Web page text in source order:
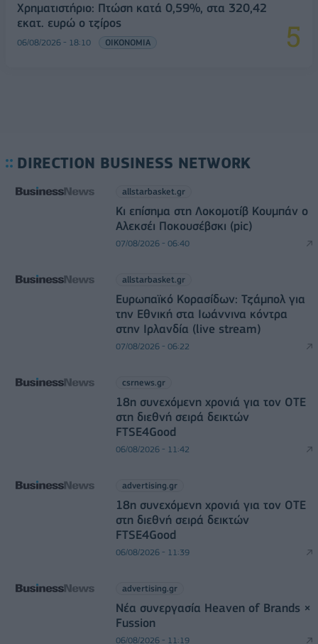
Χρηματιστήριο: Πτώση κατά 0,59%, στα 320,42
εκατ. ευρώ ο τζίρος
06/08/2026 - 18:10 ΟΙΚΟΝΟΜΙΑ
DIRECTION BUSINESS NETWORK
allstarbasket.gr
Κι επίσημα στη Λοκομοτίβ Κουμπάν ο
Αλεκσέι Ποκουσέβσκι (pic)
07/08/2026 - 06:40
allstarbasket.gr
Ευρωπαϊκό Κορασίδων: Τζάμπολ για
την Εθνική στα Ιωάννινα κόντρα
στην Ιρλανδία (live stream)
07/08/2026 - 06:22
csrnews.gr
18η συνεχόμενη χρονιά για τον ΟΤΕ
στη διεθνή σειρά δεικτών
FTSE4Good
06/08/2026 - 11:42
advertising.gr
18η συνεχόμενη χρονιά για τον ΟΤΕ
στη διεθνή σειρά δεικτών
FTSE4Good
06/08/2026 - 11:39
advertising.gr
Νέα συνεργασία Heaven of Brands ×
Fussion
06/08/2026 - 11:19